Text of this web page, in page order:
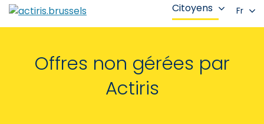
Citoyens Fr
Offres non gérées par
Actiris